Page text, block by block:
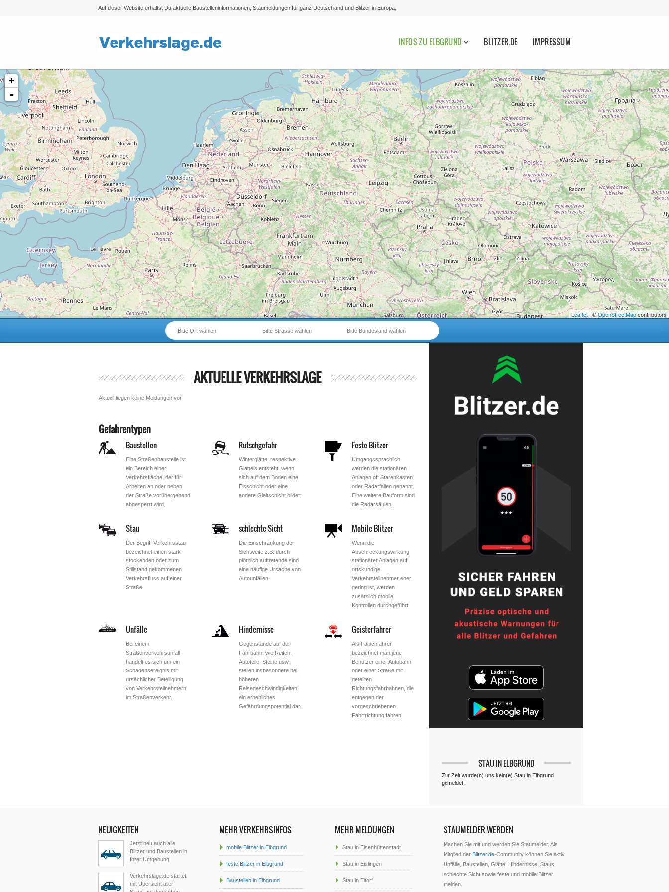
Auf dieser Website erhältst Du aktuelle Baustelleninformationen, Staumeldungen für ganz Deutschland und Blitzer in Europa.
Bitte auswählen
INFOS ZU ELBGRUND BLITZER.DE IMPRESSUM
+
-
Leaflet| ©OpenStreetMapcontributors
Bitte Bundesland wählen
Bitte Strasse wählen
Bitte Ort wählen
AKTUELLE VERKEHRSLAGE
Aktuell liegen keine Meldungen vor
Gefahrentypen
Baustellen
Eine Straßenbaustelle ist
ein Bereich einer
Verkehrsfläche, der für
Arbeiten an oder neben
der Straße vorübergehend
abgesperrt wird.
Rutschgefahr
Winterglätte, respektive
Glatteis entsteht, wenn
sich auf dem Boden eine
Eisschicht oder eine
andere Gleitschicht bildet.
Feste Blitzer
Umgangssprachlich
werden die stationären
Anlagen oft Starenkasten
oder Radarfallen genannt.
Eine weitere Bauform sind
die Radarsäulen.
Stau
Der Begriff Verkehrsstau
bezeichnet einen stark
stockenden oder zum
Stillstand gekommenen
Verkehrsfluss auf einer
Straße.
schlechte Sicht
Die Einschränkung der
Sichtweite z.B. durch
plötzlich auftretende sind
eine häufige Ursache von
Autounfällen.
Mobile Blitzer
Wenn die
Abschreckungswirkung
stationärer Anlagen auf
ortskundige
Verkehrsteilnehmer eher
gering ist, werden
zusätzlich mobile
Kontrollen durchgeführt.
Unfälle
Bei einem
Straßenverkehrsunfall
handelt es sich um ein
Schadensereignis mit
ursächlicher Beteiligung
von Verkehrsteilnehmern
im Straßenverkehr.
Hindernisse
Gegenstände auf der
Fahrbahn, wie Reifen,
Autoteile, Steine usw.
stellen insbesondere bei
höheren
Reisegeschwindigkeiten
ein erhebliches
Gefährdungspotential dar.
Geisterfahrer
Als Falschfahrer
bezeichnet man jene
Benutzer einer Autobahn
oder einer Straße mit
geteilten
Richtungsfahrbahnen, die
entgegen der
vorgeschriebenen
Fahrtrichtung fahren.
STAU IN ELBGRUND
Zur Zeit wurde(n) uns kein(e) Stau in Elbgrund
gemeldet.
NEUIGKEITEN
Jetzt neu auch alle
Blitzer und Baustellen in
Ihrer Umgebung
Verkehrslage.de startet
mit Übersicht aller
MEHR VERKEHRSINFOS
mobile Blitzer in Elbgrund
feste Blitzer in Elbgrund
Baustellen in Elbgrund
MEHR MELDUNGEN
Stau in Eisenhüttenstadt
Stau in Eislingen
Stau in Eitorf
STAUMELDER WERDEN
Machen Sie mit und werden Sie Staumelder. Als
Mitglied der Blitzer.de-Community können Sie aktiv
Unfälle, Baustellen, Glätte, Hindernisse, Staus,
schlechte Sicht sowie feste und mobile Blitzer
melden.